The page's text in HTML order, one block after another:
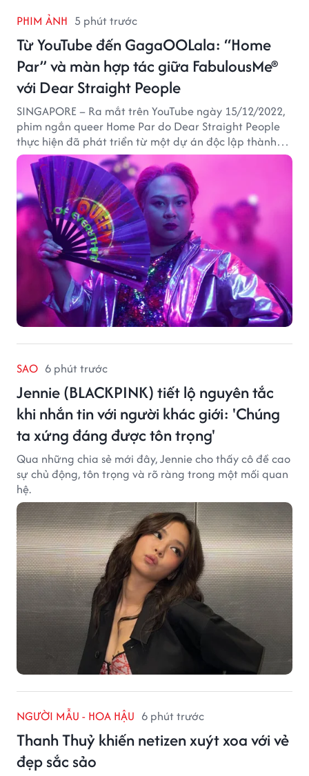
PHIM ẢNH 5 phút trước
Từ YouTube đến GagaOOLala: “Home
Par” và màn hợp tác giữa FabulousMe®
với Dear Straight People
SINGAPORE – Ra mắt trên YouTube ngày 15/12/2022,
phim ngắn queer Home Par do Dear Straight People
thực hiện đã phát triển từ một dự án độc lập thành
tác phẩm tiếp cận khán giả quốc tế thông qua nền
tảng LGBTQ+ GagaOOLala. FabulousMe tham gia với
vai trò nhà tài trợ chính thức, trong khi nhà sáng lập
Lan Vu đảm nhiệm vị trí executive producer.
SAO 6 phút trước
Jennie (BLACKPINK) tiết lộ nguyên tắc
khi nhắn tin với người khác giới: 'Chúng
ta xứng đáng được tôn trọng'
Qua những chia sẻ mới đây, Jennie cho thấy cô đề cao
sự chủ động, tôn trọng và rõ ràng trong một mối quan
hệ.
NGƯỜI MẪU - HOA HẬU 6 phút trước
Thanh Thuỷ khiến netizen xuýt xoa với vẻ
đẹp sắc sảo